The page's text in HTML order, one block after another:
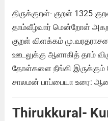
திருக்குறள்- குறள் 1325
தாம்வீழ்வார் மென்றோள்
குறள் விளக்கம்
ஊடலுக்கு ஆளாகித் தாம்
தோள்களை நீங்கி இருக்கும்
சாலமன் பாப்பையா உரை:
Thirukkural-